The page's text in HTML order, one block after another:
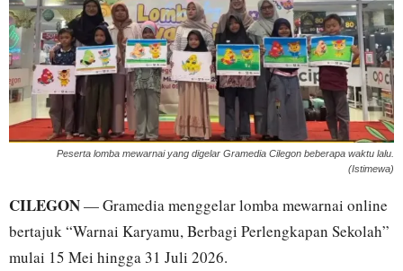
Peserta lomba mewarnai yang digelar Gramedia Cilegon beberapa waktu lalu.
(Istimewa)
CILEGON— Gramedia menggelar lomba mewarnai online
bertajuk “Warnai Karyamu, Berbagi Perlengkapan Sekolah”
mulai 15 Mei hingga 31 Juli 2026.